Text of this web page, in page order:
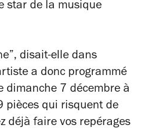
star de la musique
, disait-elle dans
a donc programmé
dimanche 7 décembre à
pièces qui risquent de
déjà faire vos repérages